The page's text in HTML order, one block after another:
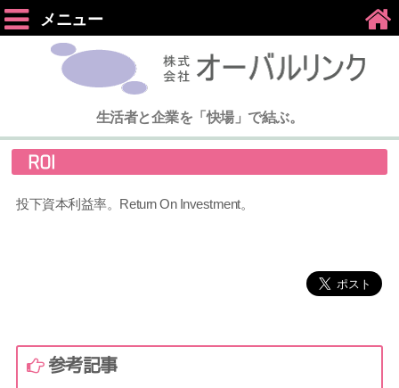
メニュー
生活者と企業を「快場」で結ぶ。
ROI
投下資本利益率。Return On Investment。
参考記事